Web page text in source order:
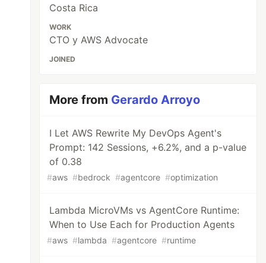
Costa Rica
WORK
CTO y AWS Advocate
JOINED
More from Gerardo Arroyo
I Let AWS Rewrite My DevOps Agent's
Prompt: 142 Sessions, +6.2%, and a p-value
of 0.38
#aws #bedrock #agentcore #optimization
Lambda MicroVMs vs AgentCore Runtime:
When to Use Each for Production Agents
#aws #lambda #agentcore #runtime